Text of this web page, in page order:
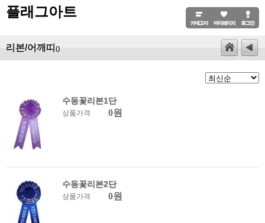
플래그아트
리본/어깨띠 ()
수동꽃리본1단
상품가격 0원
수동꽃리본2단
상품가격 0원